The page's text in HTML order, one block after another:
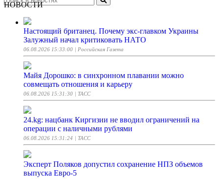
НОВОСТИ
Настоящий британец. Почему экс-главком Украины
Залужный начал критиковать НАТО
06.08.2026 15:33:00 | Российская Газета
Майя Дорошко: в синхронном плавании можно
совмещать отношения и карьеру
06.08.2026 15:31:30 | ТАСС
24.kg: нацбанк Киргизии не вводил ограничений на
операции с наличными рублями
06.08.2026 15:31:24 | ТАСС
Эксперт Поляков допустил сохранение НПЗ объемов
выпуска Евро-5